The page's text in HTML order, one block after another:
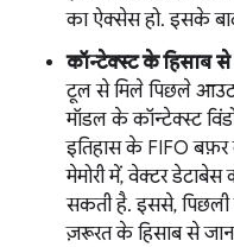
का ऐक्सेस हो. इसके बाद,
कॉन्टेक्स्ट के हिसाब से
टूल से मिले पिछले
मॉडल के कॉन्टेक्स्ट
इतिहास के FIFO बफ़र
मेमोरी में, वेक्टर
सकती है. इससे, पिछली
ज़रूरत के हिसाब से